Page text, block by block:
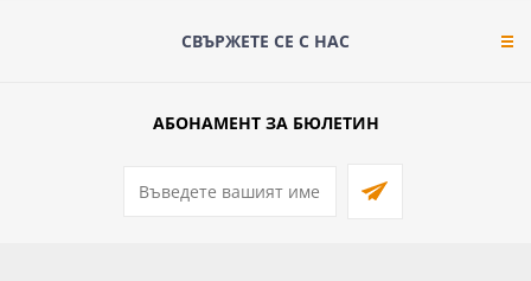
СВЪРЖЕТЕ СЕ С НАС
АБОНАМЕНТ ЗА БЮЛЕТИН